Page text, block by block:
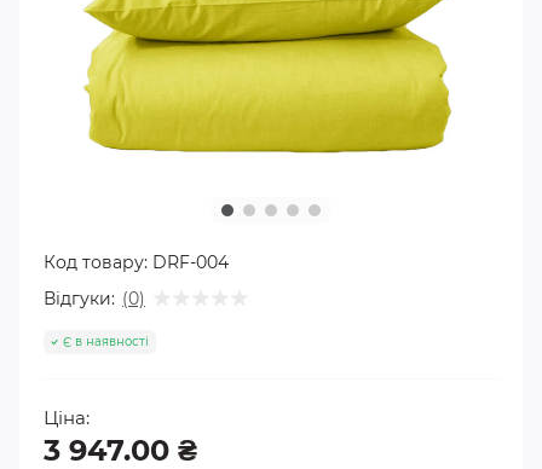
Код товару: DRF-004
Відгуки: (0)
Є в наявності
Ціна:
3 947.00 ₴